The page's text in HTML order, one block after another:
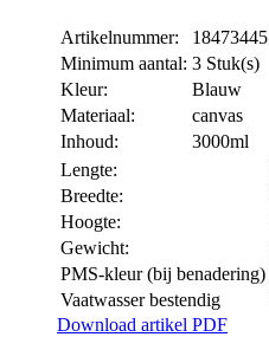
Artikelnummer:
18473445
Minimum aantal: 3 Stuk(s)
Kleur:
Blauw
Materiaal:
canvas
Inhoud:
3000ml
Lengte:
Breedte:
Hoogte:
Gewicht:
PMS-kleur (bij benadering)
Vaatwasser bestendig
Download artikel PDF